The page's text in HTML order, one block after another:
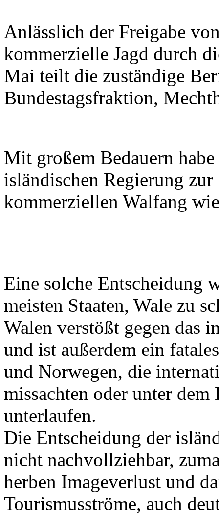
Anlässlich der Freigabe
kommerzielle Jagd durch
Mai teilt die zuständige
Bundestagsfraktion,
Mit großem Bedauern
isländischen Regierung
kommerziellen Walfang
Eine solche Entscheidung
meisten Staaten, Wale zu
Walen verstößt gegen das
und ist außerdem ein
und Norwegen, die
missachten oder unter
unterlaufen.
Die Entscheidung der
nicht nachvollziehbar,
herben Imageverlust und
Tourismusströme, auch